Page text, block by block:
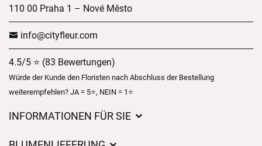
110 00 Praha 1 – Nové Město
info@cityfleur.com
4.5/5 ⭐ (83 Bewertungen)
Würde der Kunde den Floristen nach Abschluss der Bestellung
weiterempfehlen? JA = 5⭐, NEIN = 1⭐
INFORMATIONEN FÜR SIE